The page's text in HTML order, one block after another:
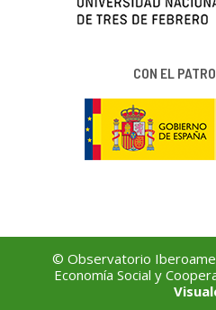
CON EL
© Observatorio
Economía Social y